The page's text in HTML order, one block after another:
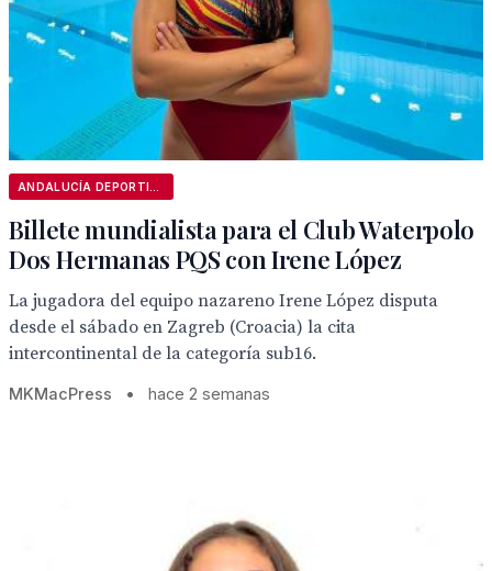
Billete mundialista para el Club Waterpolo
Dos Hermanas PQS con Irene López
La jugadora del equipo nazareno Irene López disputa
desde el sábado en Zagreb (Croacia) la cita
intercontinental de la categoría sub16.
MKMacPress • hace 2 semanas